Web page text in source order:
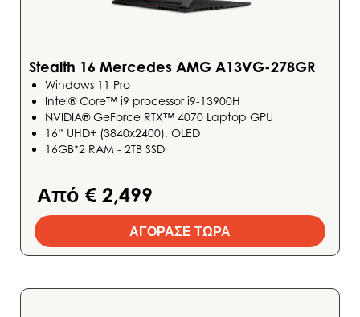
Stealth 16 Mercedes AMG A13VG-278GR
Windows 11 Pro
Intel® Core™ i9 processor i9-13900H
NVIDIA® GeForce RTX™ 4070 Laptop GPU
16” UHD+ (3840x2400), OLED
16GB*2 RAM - 2TB SSD
Από € 2,499
ΑΓΟΡΑΣΕ ΤΩΡΑ